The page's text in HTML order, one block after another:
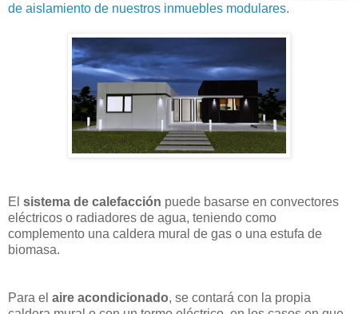
de aislamiento de nuestros inmuebles modulares.
El sistema de calefacción puede basarse en convectores
eléctricos o radiadores de agua, teniendo como
complemento una caldera mural de gas o una estufa de
biomasa.
Para el aire acondicionado, se contará con la propia